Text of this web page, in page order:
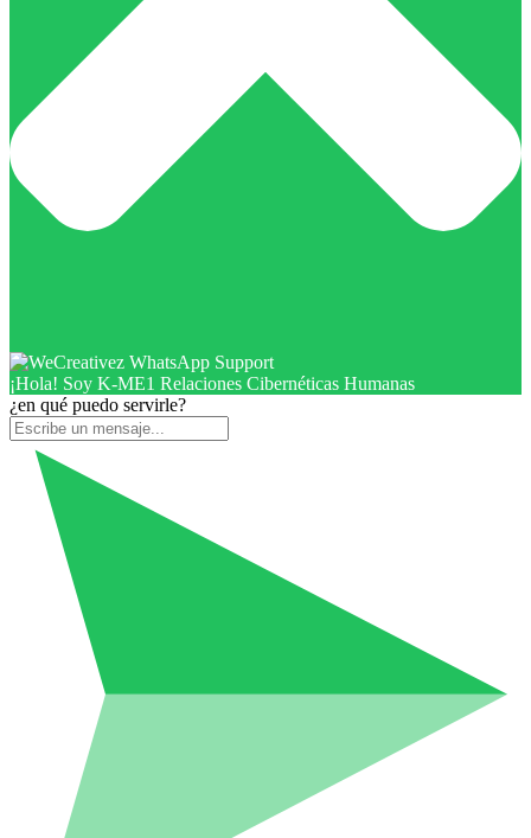
¡Hola! Soy K-ME1 Relaciones Cibernéticas Humanas
¿en qué puedo servirle?